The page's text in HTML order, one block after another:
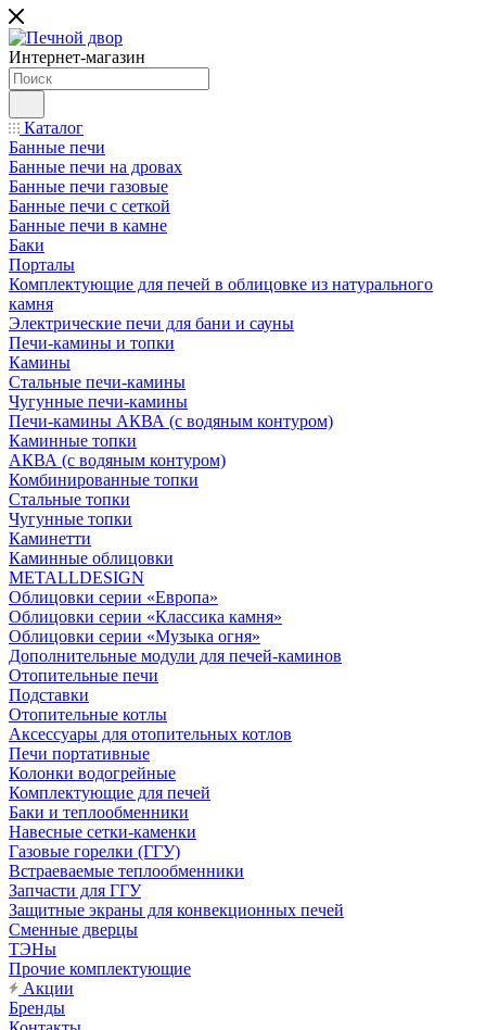
Интернет-магазин
Каталог
Банные печи
Банные печи на дровах
Банные печи газовые
Банные печи с сеткой
Банные печи в камне
Баки
Порталы
Комплектующие для печей в облицовке из натурального
камня
Электрические печи для бани и сауны
Печи-камины и топки
Камины
Стальные печи-камины
Чугунные печи-камины
Печи-камины АКВА (с водяным контуром)
Каминные топки
АКВА (с водяным контуром)
Комбинированные топки
Стальные топки
Чугунные топки
Каминетти
Каминные облицовки
METALLDESIGN
Облицовки серии «Европа»
Облицовки серии «Классика камня»
Облицовки серии «Музыка огня»
Дополнительные модули для печей-каминов
Отопительные печи
Подставки
Отопительные котлы
Аксессуары для отопительных котлов
Печи портативные
Колонки водогрейные
Комплектующие для печей
Баки и теплообменники
Навесные сетки-каменки
Газовые горелки (ГГУ)
Встраеваемые теплообменники
Запчасти для ГГУ
Защитные экраны для конвекционных печей
Сменные дверцы
ТЭНы
Прочие комплектующие
Акции
Бренды